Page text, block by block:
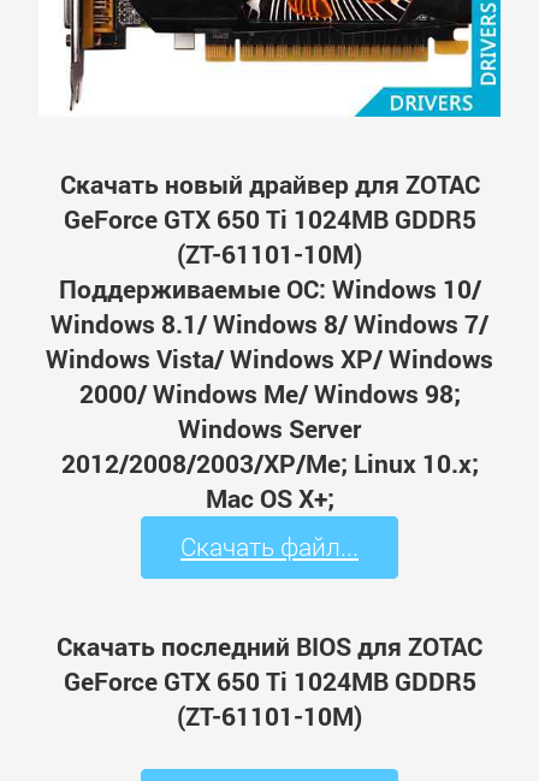
Скачать новый драйвер для ZOTAC
GeForce GTX 650 Ti 1024MB GDDR5
(ZT-61101-10M)
Поддерживаемые ОС: Windows 10/
Windows 8.1/ Windows 8/ Windows 7/
Windows Vista/ Windows XP/ Windows
2000/ Windows Me/ Windows 98;
Windows Server
2012/2008/2003/XP/Me; Linux 10.x;
Mac OS X+;
Скачать файл...
Скачать последний BIOS для ZOTAC
GeForce GTX 650 Ti 1024MB GDDR5
(ZT-61101-10M)